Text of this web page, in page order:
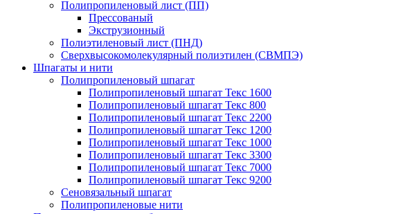
Полипропиленовый лист (ПП)
Прессованый
Экструзионный
Полиэтиленовый лист (ПНД)
Сверхвысокомолекулярный полиэтилен (СВМПЭ)
Шпагаты и нити
Полипропиленовый шпагат
Полипропиленовый шпагат Текс 1600
Полипропиленовый шпагат Текс 800
Полипропиленовый шпагат Текс 2200
Полипропиленовый шпагат Текс 1200
Полипропиленовый шпагат Текс 1000
Полипропиленовый шпагат Текс 3300
Полипропиленовый шпагат Текс 7000
Полипропиленовый шпагат Текс 9200
Сеновязальный шпагат
Полипропиленовые нити